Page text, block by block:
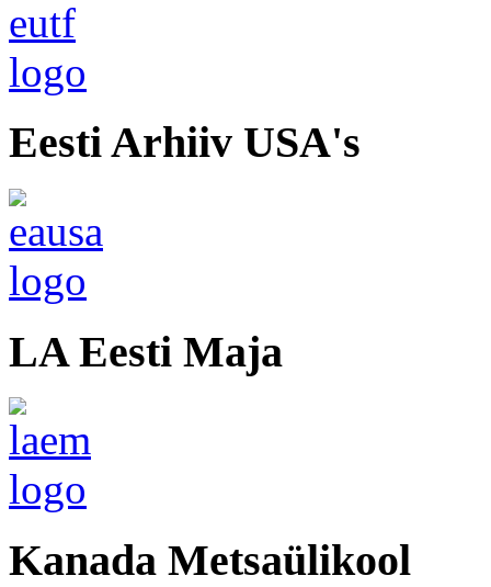
Eesti Arhiiv USA's
LA Eesti Maja
Kanada Metsaülikool